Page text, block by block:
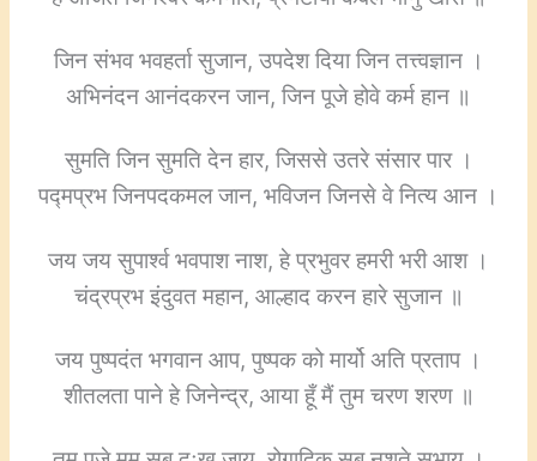
जिन संभव भवहर्ता सुजान, उपदेश दिया जिन तत्त्वज्ञान ।
अभिनंदन आनंदकरन जान, जिन पूजे होवे कर्म हान ॥
सुमति जिन सुमति देन हार, जिससे उतरे संसार पार ।
पद्मप्रभ जिनपदकमल जान, भविजन जिनसे वे नित्य आन ।
जय जय सुपार्श्व भवपाश नाश, हे प्रभुवर हमरी भरी आश ।
चंद्रप्रभ इंदुवत महान, आल्हाद करन हारे सुजान ॥
जय पुष्पदंत भगवान आप, पुष्पक को मार्यो अति प्रताप ।
शीतलता पाने हे जिनेन्द्र, आया हूँ मैं तुम चरण शरण ॥